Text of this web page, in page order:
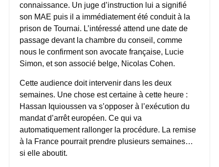
connaissance. Un juge d’instruction lui a signifié
son MAE puis il a immédiatement été conduit à la
prison de Tournai. L’intéressé attend une date de
passage devant la chambre du conseil, comme
nous le confirment son avocate française, Lucie
Simon, et son associé belge, Nicolas Cohen.
Cette audience doit intervenir dans les deux
semaines. Une chose est certaine à cette heure :
Hassan Iquioussen va s’opposer à l’exécution du
mandat d’arrêt européen. Ce qui va
automatiquement rallonger la procédure. La remise
à la France pourrait prendre plusieurs semaines…
si elle aboutit.